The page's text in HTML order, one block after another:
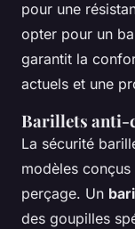
pour une
opter pour un
garantit la
actuels et une
Barillets anti-
La sécurité
modèles
perçage. Un
des goupilles